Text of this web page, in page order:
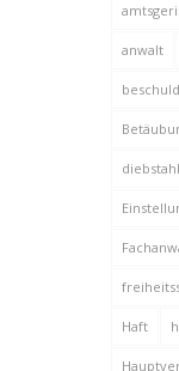
anwalt
diebstahl
Haft